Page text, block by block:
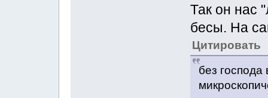
Так он нас
бесы. На
Цитировать
без